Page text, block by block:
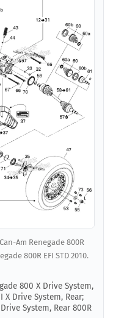
Am Renegade 800R
800R EFI STD 2010.
800 X Drive System,
X Drive System, Rear;
System, Rear 800R